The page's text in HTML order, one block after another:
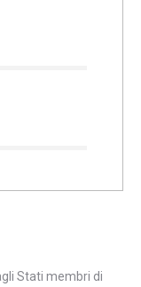
Stati membri di